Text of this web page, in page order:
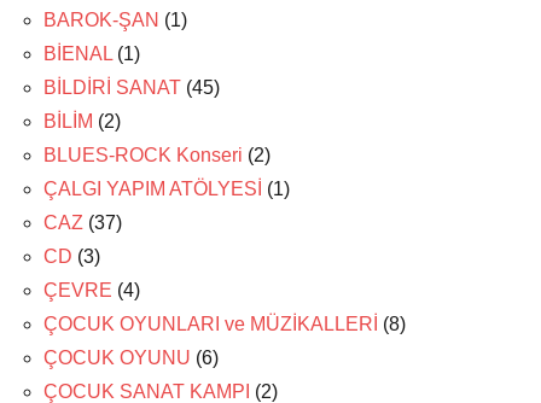
BAROK-ŞAN (1)
BİENAL (1)
BİLDİRİ SANAT (45)
BİLİM (2)
BLUES-ROCK Konseri (2)
ÇALGI YAPIM ATÖLYESİ (1)
CAZ (37)
CD (3)
ÇEVRE (4)
ÇOCUK OYUNLARI ve MÜZİKALLERİ (8)
ÇOCUK OYUNU (6)
ÇOCUK SANAT KAMPI (2)